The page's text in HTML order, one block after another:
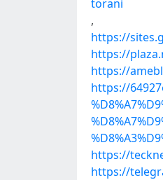
torani
,
https://
https://
https://
https://
https://
https://